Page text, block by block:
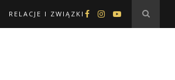
RELACJE I ZWIĄZKI